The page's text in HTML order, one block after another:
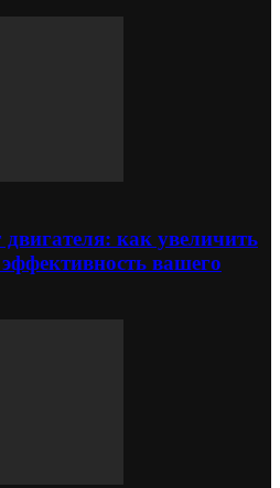
как увеличить
вашего